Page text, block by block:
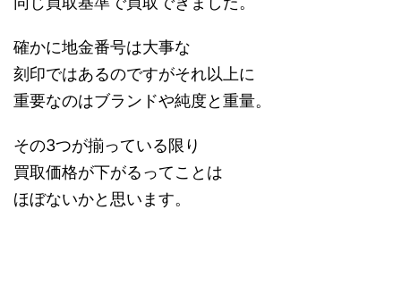
確かに地金番号は大事な
刻印ではあるのですがそれ以上に
重要なのはブランドや純度と重量。
その3つが揃っている限り
買取価格が下がるってことは
ほぼないかと思います。